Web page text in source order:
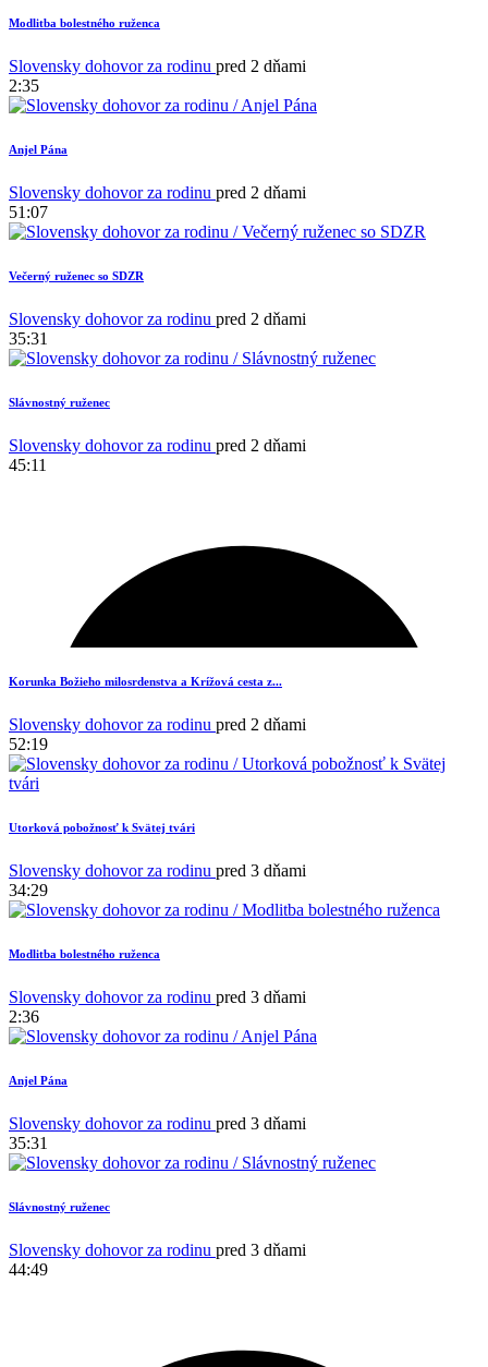
Modlitba bolestného ruženca
Slovensky dohovor za rodinu pred 2 dňami
2:35
Anjel Pána
Slovensky dohovor za rodinu pred 2 dňami
51:07
Večerný ruženec so SDZR
Slovensky dohovor za rodinu pred 2 dňami
35:31
Slávnostný ruženec
Slovensky dohovor za rodinu pred 2 dňami
45:11
1
Korunka Božieho milosrdenstva a Krížová cesta z...
Slovensky dohovor za rodinu pred 2 dňami
52:19
Utorková pobožnosť k Svätej tvári
Slovensky dohovor za rodinu pred 3 dňami
34:29
Modlitba bolestného ruženca
Slovensky dohovor za rodinu pred 3 dňami
2:36
Anjel Pána
Slovensky dohovor za rodinu pred 3 dňami
35:31
Slávnostný ruženec
Slovensky dohovor za rodinu pred 3 dňami
44:49